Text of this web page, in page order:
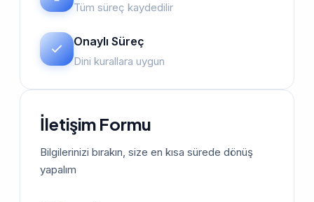
Tüm süreç kaydedilir
Onaylı Süreç
Dini kurallara uygun
İletişim Formu
Bilgilerinizi bırakın, size en kısa sürede dönüş
yapalım